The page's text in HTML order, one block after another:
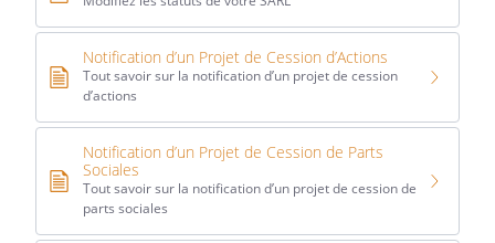
Notification d’un Projet de Cession d’Actions
Tout savoir sur la notification d’un projet de cession
d’actions
Notification d’un Projet de Cession de Parts
Sociales
Tout savoir sur la notification d’un projet de cession de
parts sociales